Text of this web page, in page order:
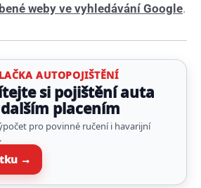
weby ve vyhledávání Google.
AUTOPOJIŠTĚNÍ
si pojištění auta
placením
pro povinné ručení i havarijní
→